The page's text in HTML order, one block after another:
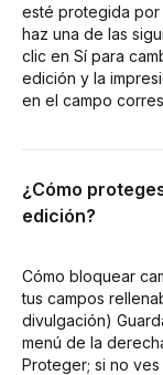
esté protegida por
haz una de las
clic en Sí para
edición y la
en el campo
¿Cómo
edición?
Cómo bloquear
tus campos
divulgación)
menú de la
Proteger; si no